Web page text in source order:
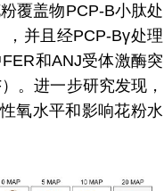
覆盖物PCP-B小肽处
并且经PCP-Bγ处理
和ANJ受体激酶突
。进一步研究发现，
氧水平和影响花粉水